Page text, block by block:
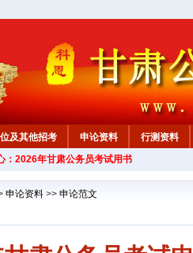
及其他招考 申论资料
行测资料
：2026年甘肃公务员考试用书
申论资料 >> 申论范文